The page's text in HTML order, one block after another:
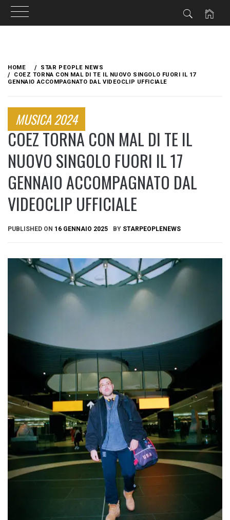
content
HOME
STAR PEOPLE NEWS
COEZ TORNA CON MAL DI TE IL NUOVO SINGOLO FUORI IL 17
GENNAIO ACCOMPAGNATO DAL VIDEOCLIP UFFICIALE
MUSICA 2024
COEZ TORNA CON MAL DI TE IL
NUOVO SINGOLO FUORI IL 17
GENNAIO ACCOMPAGNATO DAL
VIDEOCLIP UFFICIALE
PUBLISHED ON 16 GENNAIO 2025 BY STARPEOPLENEWS